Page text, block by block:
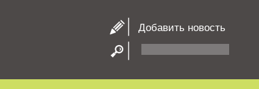
Добавить новость